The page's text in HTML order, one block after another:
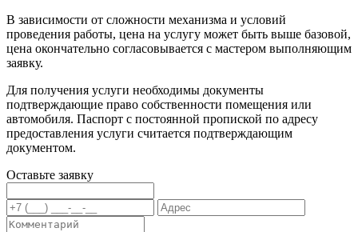
В зависимости от сложности механизма и условий
проведения работы, цена на услугу может быть выше базовой,
цена окончательно согласовывается с мастером выполняющим
заявку.
Для получения услуги необходимы документы
подтверждающие право собственности помещения или
автомобиля. Паспорт с постоянной пропиской по адресу
предоставления услуги считается подтверждающим
документом.
Оставьте заявку